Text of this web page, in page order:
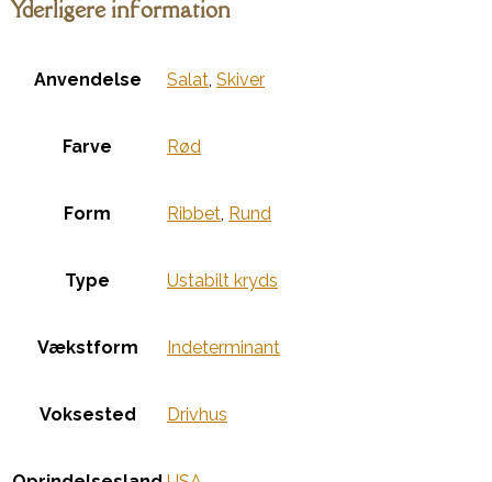
Yderligere information
Anvendelse Salat, Skiver
Farve Rød
Form Ribbet, Rund
Type Ustabilt kryds
Vækstform Indeterminant
Voksested Drivhus